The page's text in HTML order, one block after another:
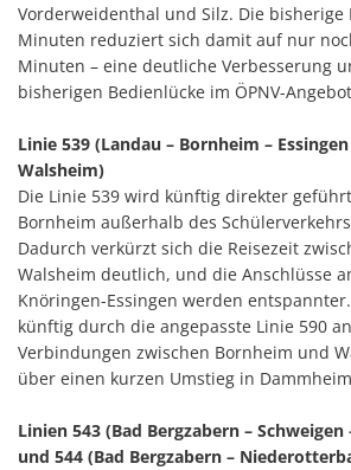
Vorderweidenthal und Silz. Die bisherige
Minuten reduziert sich damit auf nur
Minuten – eine deutliche Verbesserung
bisherigen Bedienlücke im ÖPNV-
Linie 539 (Landau – Bornheim –
Walsheim)
Die Linie 539 wird künftig direkter
Bornheim außerhalb des
Dadurch verkürzt sich die Reisezeit
Walsheim deutlich, und die Anschlüsse
Knöringen-Essingen werden
künftig durch die angepasste Linie 590
Verbindungen zwischen Bornheim und
über einen kurzen Umstieg in
Linien 543 (Bad Bergzabern –
und 544 (Bad Bergzabern –